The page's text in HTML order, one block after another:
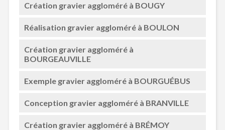
Création gravier aggloméré à BOUGY
Réalisation gravier aggloméré à BOULON
Création gravier aggloméré à
BOURGEAUVILLE
Exemple gravier aggloméré à BOURGUÉBUS
Conception gravier aggloméré à BRANVILLE
Création gravier aggloméré à BRÉMOY